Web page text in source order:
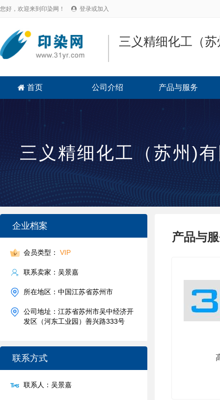
您好，欢迎来到印染网！  登录或加入
三义精细化工（
 首页 公司介绍 产品与服务
三义精细化工（苏州)
企业档案
会员类型： VIP
联系卖家：吴景嘉
所在地区：中国江苏省苏州市
公司地址：江苏省苏州市吴中经济开
发区（河东工业园）善兴路333号
联系方式
联系人：吴景嘉
产品与